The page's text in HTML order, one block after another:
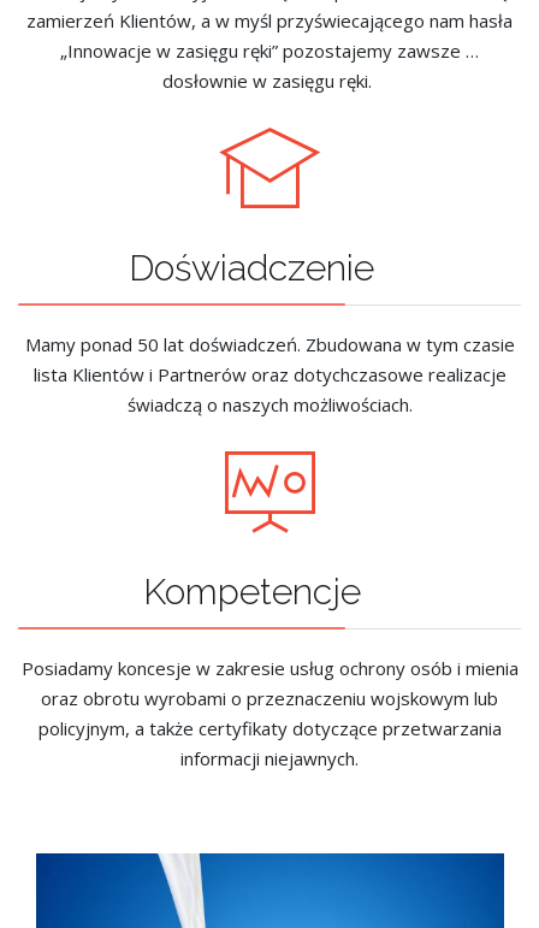
zamierzeń Klientów, a w myśl przyświecającego nam hasła
„Innowacje w zasięgu ręki” pozostajemy zawsze …
dosłownie w zasięgu ręki.
Doświadczenie
Mamy ponad 50 lat doświadczeń. Zbudowana w tym czasie
lista Klientów i Partnerów oraz dotychczasowe realizacje
świadczą o naszych możliwościach.
Kompetencje
Posiadamy koncesje w zakresie usług ochrony osób i mienia
oraz obrotu wyrobami o przeznaczeniu wojskowym lub
policyjnym, a także certyfikaty dotyczące przetwarzania
informacji niejawnych.